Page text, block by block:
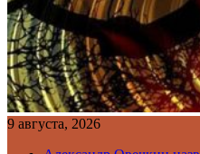
9 августа, 2026